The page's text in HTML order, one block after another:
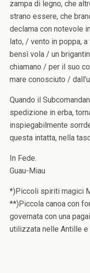
zampa di legno, che
strano essere, che
declama con notevole
lato, / vento in poppa,
bensì vola / un
chiamano / per il suo
mare conosciuto /
Quando il
spedizione in erba,
inspiegabilmente
questa intatta, nella
In Fede.
Guau-Miau
*)Piccoli spiriti magici
**)Piccola canoa con
governata con una
utilizzata nelle Antille e